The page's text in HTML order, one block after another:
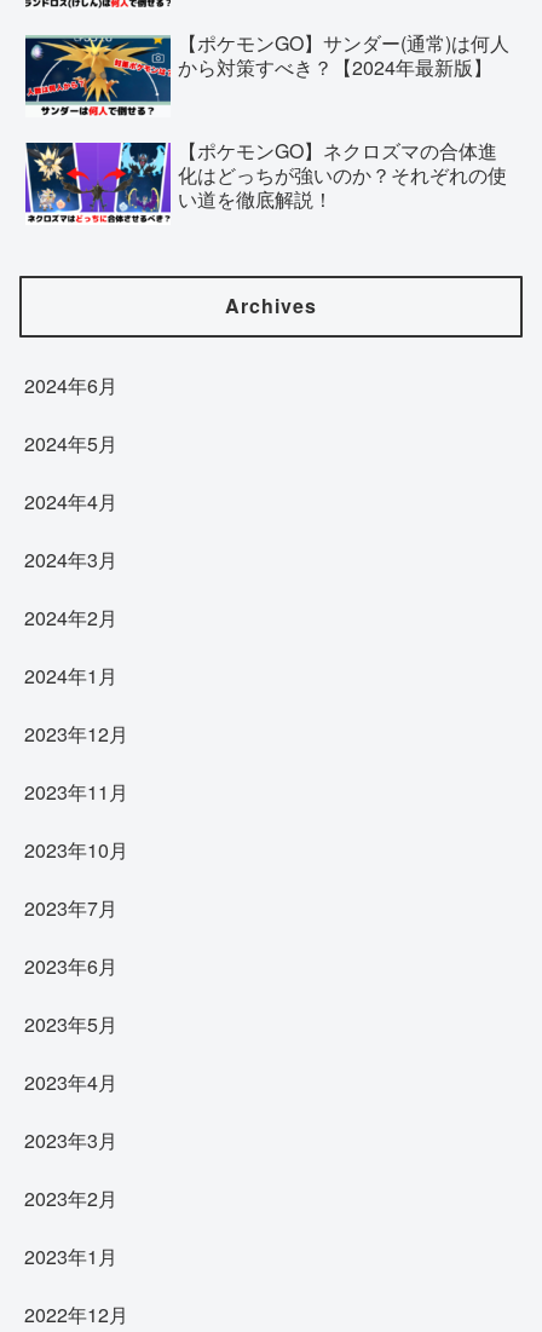
【ポケモンGO】サンダー(通常)は何人
から対策すべき？【2024年最新版】
【ポケモンGO】ネクロズマの合体進
化はどっちが強いのか？それぞれの使
い道を徹底解説！
Archives
2024年6月
2024年5月
2024年4月
2024年3月
2024年2月
2024年1月
2023年12月
2023年11月
2023年10月
2023年7月
2023年6月
2023年5月
2023年4月
2023年3月
2023年2月
2023年1月
2022年12月